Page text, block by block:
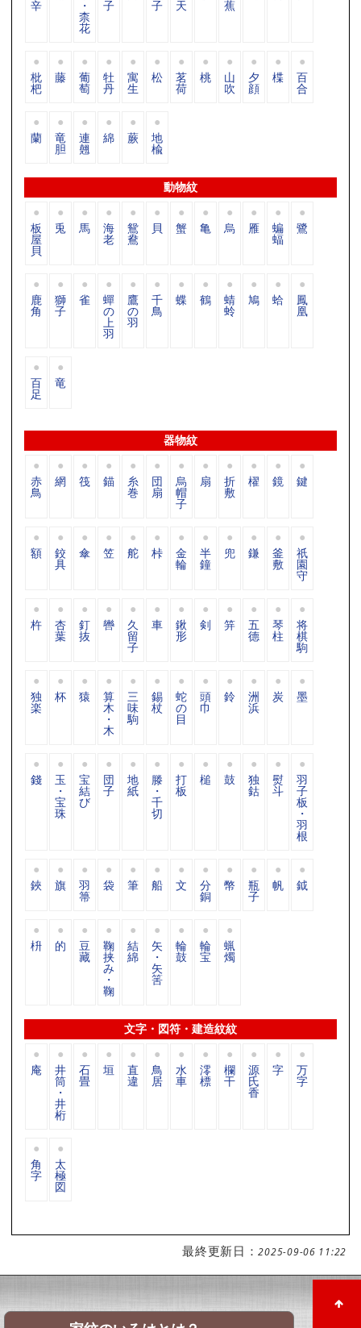
辛 ・
柰
花
子 子 天 蕉
枇
杷
藤 葡
萄
牡
丹
寓
生
松 茗
荷
桃 山
吹
夕
顔
楪 百
合
蘭 竜
胆
連
翹
綿 蕨 地
楡
動物紋
板
屋
貝
兎 馬 海
老
鴛
鴦
貝 蟹 亀 烏 雁 蝙
蝠
鷺
鹿
角
獅
子
雀 蟬
の
上
羽
鷹
の
羽
千
鳥
蝶 鶴 蜻
蛉
鳩 蛤 鳳
凰
百
足
竜
器物紋
赤
鳥
網 筏 錨 糸
巻
団
扇
烏
帽
子
扇 折
敷
櫂 鏡 鍵
額 鉸
具
傘 笠 舵 桛 金
輪
半
鐘
兜 鎌 釜
敷
祇
園
守
杵 杏
葉
釘
抜
轡 久
留
子
車 鍬
形
剣 笄 五
德
琴
柱
将
棋
駒
独
楽
杯 猿 算
木
・
木
三
味
駒
錫
杖
蛇
の
目
頭
巾
鈴 洲
浜
炭 墨
錢 玉
・
宝
珠
宝
結
び
団
子
地
紙
滕
・
千
切
打
板
槌 鼓 独
鈷
熨
斗
羽
子
板
・
羽
根
鋏 旗 羽
箒
袋 筆 船 文 分
銅
幣 瓶
子
帆 鉞
枡 的 豆
藏
鞠
挟
み
・
鞠
結
綿
矢
・
矢
筈
輪
鼓
輪
宝
蝋
燭
文字・図符・建造紋紋
庵 井
筒
・
井
桁
石
畳
垣 直
違
鳥
居
水
車
澪
標
欄
干
源
氏
香
字 万
字
角
字
太
極
図
最終更新日：2025-09-06 11:22